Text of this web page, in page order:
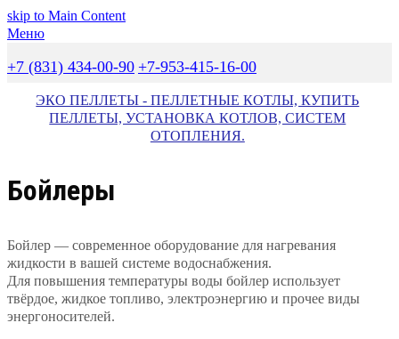
skip to Main Content
Меню
+7 (831) 434-00-90 +7-953-415-16-00
VK
Youtube
Email
Phone
ЭКО ПЕЛЛЕТЫ - ПЕЛЛЕТНЫЕ КОТЛЫ, КУПИТЬ
ПЕЛЛЕТЫ, УСТАНОВКА КОТЛОВ, СИСТЕМ
ОТОПЛЕНИЯ.
Бойлеры
Бойлер — современное оборудование для нагревания
жидкости в вашей системе водоснабжения.
Для повышения температуры воды бойлер использует
твёрдое, жидкое топливо, электроэнергию и прочее виды
энергоносителей.